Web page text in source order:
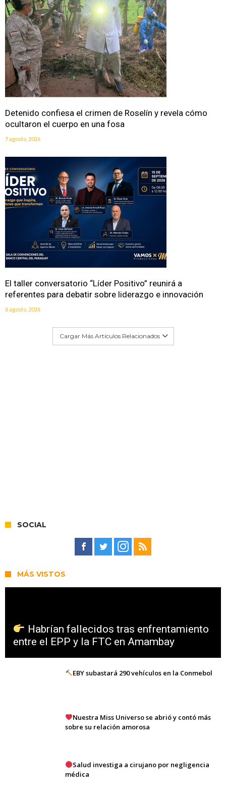
Detenido confiesa el crimen de Roselín y revela cómo
ocultaron el cuerpo en una fosa
7 agosto, 2026
El taller conversatorio “Líder Positivo” reunirá a
referentes para debatir sobre liderazgo e innovación
6 agosto, 2026
Cargar Más Artículos Relacionados
SOCIAL
MÁS VISTOS
Habrían fallecidos tras enfrentamiento
entre el EPP y la FTC en Amambay
EBY subastará 290 vehículos en la Conmebol
Nuestra Miss Universo se abrió y contó más
sobre su relación amorosa
Salud investiga a cirujano por negligencia
médica